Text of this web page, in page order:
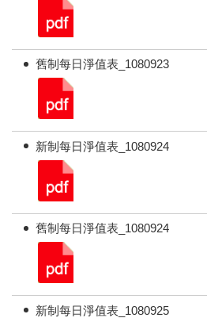
舊制每日淨值表_1080923
新制每日淨值表_1080924
舊制每日淨值表_1080924
新制每日淨值表_1080925